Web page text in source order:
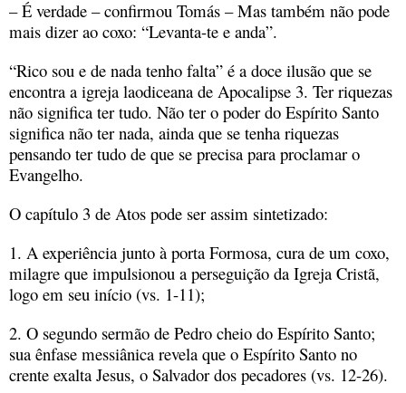
– É verdade – confirmou Tomás – Mas também não pode
mais dizer ao coxo: “Levanta-te e anda”.
“Rico sou e de nada tenho falta” é a doce ilusão que se
encontra a igreja laodiceana de Apocalipse 3. Ter riquezas
não significa ter tudo. Não ter o poder do Espírito Santo
significa não ter nada, ainda que se tenha riquezas
pensando ter tudo de que se precisa para proclamar o
Evangelho.
O capítulo 3 de Atos pode ser assim sintetizado:
1. A experiência junto à porta Formosa, cura de um coxo,
milagre que impulsionou a perseguição da Igreja Cristã,
logo em seu início (vs. 1-11);
2. O segundo sermão de Pedro cheio do Espírito Santo;
sua ênfase messiânica revela que o Espírito Santo no
crente exalta Jesus, o Salvador dos pecadores (vs. 12-26).